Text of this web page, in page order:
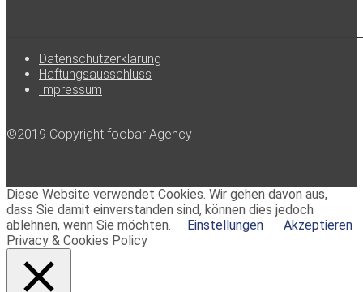
Datenschutzerklärung
Haftungsausschluss
Impressum
©2019 Copyright foobar Agency
Diese Website verwendet Cookies. Wir gehen davon aus,
dass Sie damit einverstanden sind, können dies jedoch
ablehnen, wenn Sie möchten.
Einstellungen
Akzeptieren
Privacy & Cookies Policy